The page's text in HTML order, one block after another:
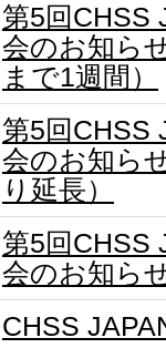
第5回CHSS
会のお知ら
まで1週間）
第5回CHSS
会のお知ら
り延長）
第5回CHSS
会のお知ら
CHSS